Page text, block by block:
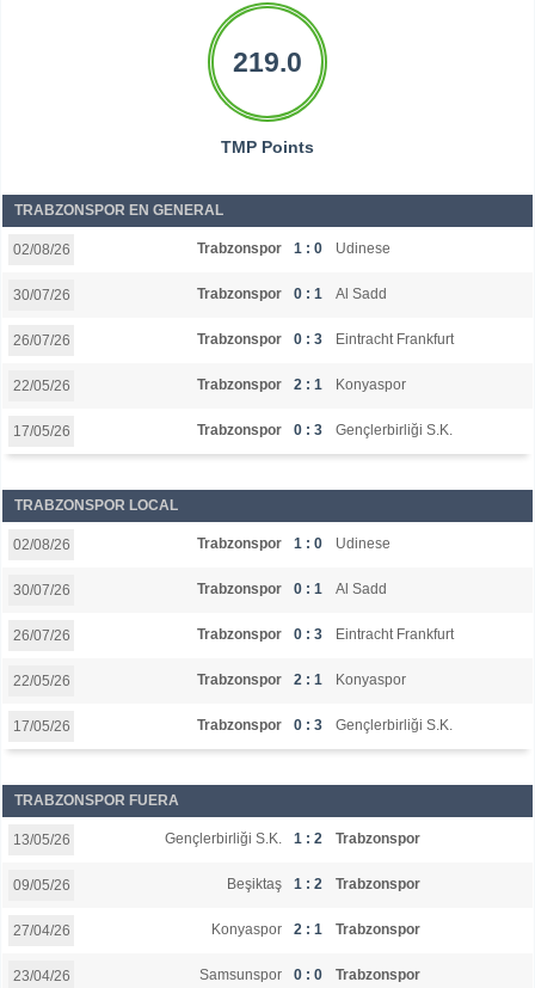
219.0
TMP Points
TRABZONSPOR EN GENERAL
02/08/26 Trabzonspor 1 : 0 Udinese
30/07/26 Trabzonspor 0 : 1 Al Sadd
26/07/26 Trabzonspor 0 : 3 Eintracht Frankfurt
22/05/26 Trabzonspor 2 : 1 Konyaspor
17/05/26 Trabzonspor 0 : 3 Gençlerbirliği S.K.
TRABZONSPOR LOCAL
02/08/26 Trabzonspor 1 : 0 Udinese
30/07/26 Trabzonspor 0 : 1 Al Sadd
26/07/26 Trabzonspor 0 : 3 Eintracht Frankfurt
22/05/26 Trabzonspor 2 : 1 Konyaspor
17/05/26 Trabzonspor 0 : 3 Gençlerbirliği S.K.
TRABZONSPOR FUERA
13/05/26 Gençlerbirliği S.K. 1 : 2 Trabzonspor
09/05/26 Beşiktaş 1 : 2 Trabzonspor
27/04/26 Konyaspor 2 : 1 Trabzonspor
23/04/26 Samsunspor 0 : 0 Trabzonspor